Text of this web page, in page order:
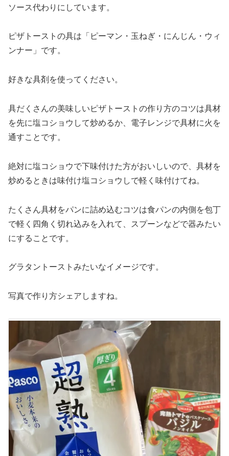
ソース代わりにしています。
ピザトーストの具は「ピーマン・玉ねぎ・にんじん・ウィ
ンナー」です。
好きな具剤を使ってください。
具だくさんの美味しいピザトーストの作り方のコツは具材
を先に塩コショウして炒めるか、電子レンジで具材に火を
通すことです。
絶対に塩コショウで下味付けた方がおいしいので、具材を
炒めるときは味付け塩コショウしで軽く味付けてね。
たくさん具材をパンに詰め込むコツは食パンの内側を包丁
で軽く四角く切れ込みを入れて、スプーンなどで器みたい
にすることです。
グラタントーストみたいなイメージです。
写真で作り方シェアしますね。